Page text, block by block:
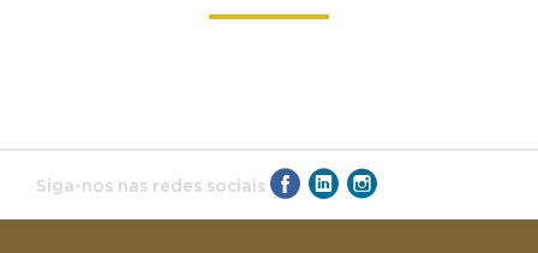
Siga-nos nas redes sociais